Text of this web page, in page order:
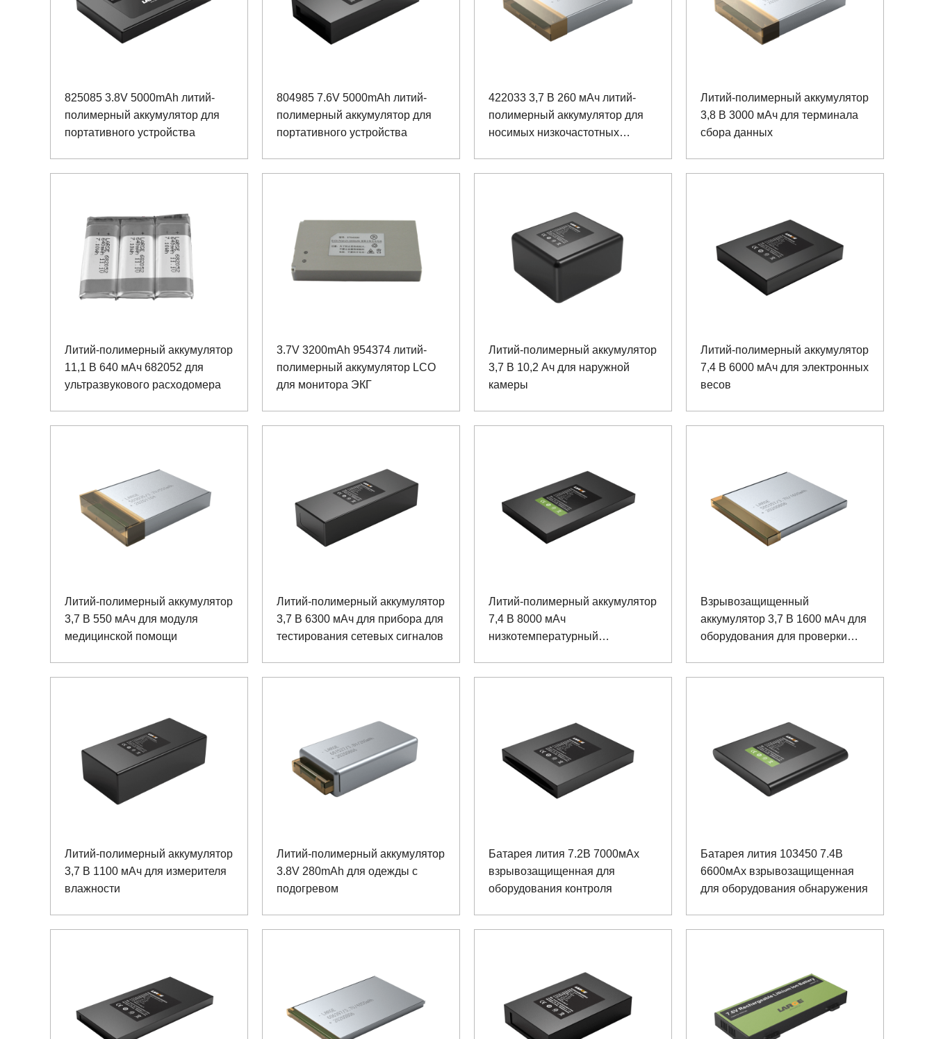
825085 3.8V 5000mAh литий-
полимерный аккумулятор для
портативного устройства
804985 7.6V 5000mAh литий-
полимерный аккумулятор для
портативного устройства
422033 3,7 В 260 мАч литий-
полимерный аккумулятор для
носимых низкочастотных
Литий-полимерный аккумулятор
3,8 В 3000 мАч для терминала
сбора данных
Литий-полимерный аккумулятор
11,1 В 640 мАч 682052 для
ультразвукового расходомера
3.7V 3200mAh 954374 литий-
полимерный аккумулятор LCO
для монитора ЭКГ
Литий-полимерный аккумулятор
3,7 В 10,2 Ач для наружной
камеры
Литий-полимерный аккумулятор
7,4 В 6000 мАч для электронных
весов
Литий-полимерный аккумулятор
3,7 В 550 мАч для модуля
медицинской помощи
Литий-полимерный аккумулятор
3,7 В 6300 мАч для прибора для
тестирования сетевых сигналов
Литий-полимерный аккумулятор
7,4 В 8000 мАч
низкотемпературный
Взрывозащищенный
аккумулятор 3,7 В 1600 мАч для
оборудования для проверки
Литий-полимерный аккумулятор
3,7 В 1100 мАч для измерителя
влажности
Литий-полимерный аккумулятор
3.8V 280mAh для одежды с
подогревом
Батарея лития 7.2В 7000мАх
взрывозащищенная для
оборудования контроля
Батарея лития 103450 7.4В
6600мАх взрывозащищенная
для оборудования обнаружения